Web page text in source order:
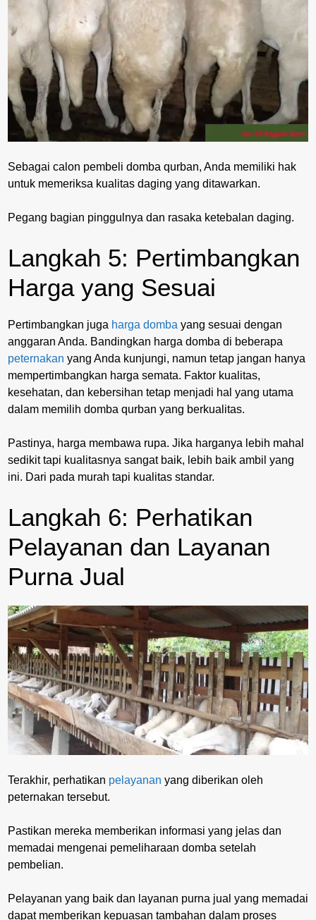
Sebagai calon pembeli domba qurban, Anda memiliki hak
untuk memeriksa kualitas daging yang ditawarkan.
Pegang bagian pinggulnya dan rasaka ketebalan daging.
Langkah 5: Pertimbangkan
Harga yang Sesuai
Pertimbangkan juga harga domba yang sesuai dengan
anggaran Anda. Bandingkan harga domba di beberapa
peternakan yang Anda kunjungi, namun tetap jangan hanya
mempertimbangkan harga semata. Faktor kualitas,
kesehatan, dan kebersihan tetap menjadi hal yang utama
dalam memilih domba qurban yang berkualitas.
Pastinya, harga membawa rupa. Jika harganya lebih mahal
sedikit tapi kualitasnya sangat baik, lebih baik ambil yang
ini. Dari pada murah tapi kualitas standar.
Langkah 6: Perhatikan
Pelayanan dan Layanan
Purna Jual
Terakhir, perhatikan pelayanan yang diberikan oleh
peternakan tersebut.
Pastikan mereka memberikan informasi yang jelas dan
memadai mengenai pemeliharaan domba setelah
pembelian.
Pelayanan yang baik dan layanan purna jual yang memadai
dapat memberikan kepuasan tambahan dalam proses